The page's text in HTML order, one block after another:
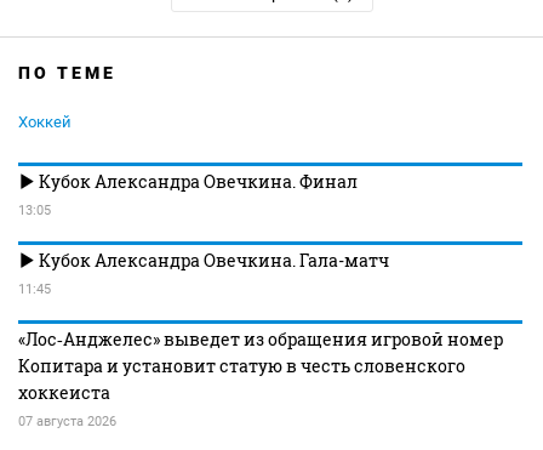
ПО ТЕМЕ
Хоккей
Кубок Александра Овечкина. Финал
13:05
Кубок Александра Овечкина. Гала-матч
11:45
«Лос‑Анджелес» выведет из обращения игровой номер
Копитара и установит статую в честь словенского
хоккеиста
07 августа 2026